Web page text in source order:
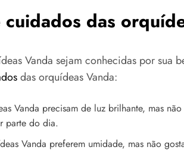
das
Vanda sejam conhecidas por sua
das orquídeas Vanda:
Vanda precisam de luz brilhante, mas
parte do dia.
Vanda preferem umidade, mas não